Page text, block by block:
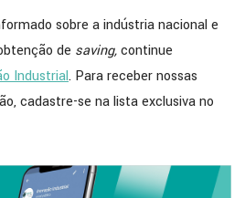
sobre a indústria nacional e
de saving,continue
Industrial. Para receber nossas
cadastre-se na lista exclusiva no